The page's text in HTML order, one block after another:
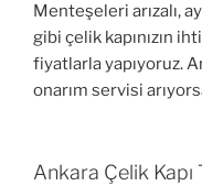
Menteşeleri arızalı,
gibi çelik kapınızın
fiyatlarla yapıyoruz.
onarım servisi
Ankara Çelik Kapı